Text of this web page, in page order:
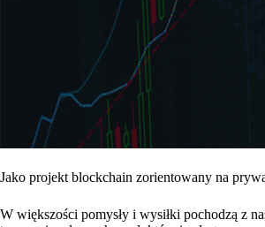
Jako projekt blockchain zorientowany na
W większości pomysły i wysiłki pochodzą z